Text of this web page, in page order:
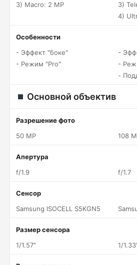
3) Macro: 2 MP
3)
4)
Особенности
- Эффект "боке"
- Режим "Pro"
-
-
-
Основной объектив
Разрешение фото
50 MP
108
Апертура
f/1.9
f/1.7
Сенсор
Samsung ISOCELL S5KGN5
Размер сенсора
1/1.57"
1/